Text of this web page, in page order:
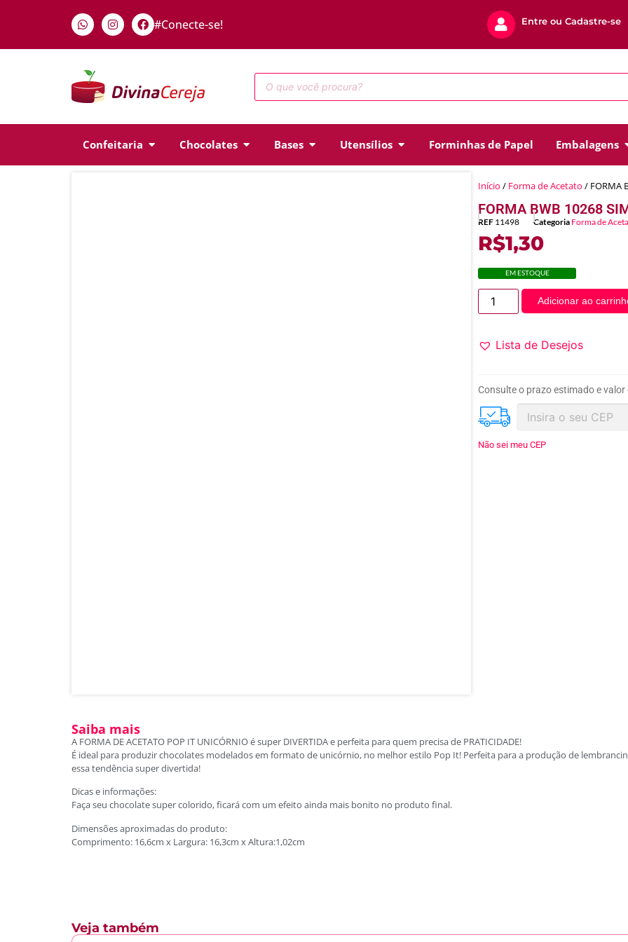
#Conecte-se! Entre ou Cadastre-se
Confeitaria Chocolates Bases Utensílios Forminhas de Papel Embalagens
Início / Forma de Acetato / FORMA
FORMA BWB 10268
REF 11498 Categoria Forma de
R$1,30
EM ESTOQUE
Adicionar ao
Lista de Desejos
Consulte o prazo estimado e
Não sei meu CEP
Saiba mais
A FORMA DE ACETATO POP IT UNICÓRNIO é super DIVERTIDA e perfeita para quem precisa de PRATICIDADE!
É ideal para produzir chocolates modelados em formato de unicórnio, no melhor estilo Pop It! Perfeita para a produção de
essa tendência super divertida!
Dicas e informações:
Faça seu chocolate super colorido, ficará com um efeito ainda mais bonito no produto final.
Dimensões aproximadas do produto:
Comprimento: 16,6cm x Largura: 16,3cm x Altura:1,02cm
Veja também